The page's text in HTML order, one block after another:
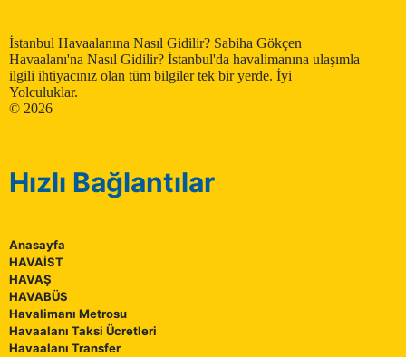
İstanbul Havaalanına Nasıl Gidilir? Sabiha Gökçen
Havaalanı'na Nasıl Gidilir? İstanbul'da havalimanına ulaşımla
ilgili ihtiyacınız olan tüm bilgiler tek bir yerde. İyi
Yolculuklar.
© 2026
Hızlı Bağlantılar
Anasayfa
HAVAİST
HAVAŞ
HAVABÜS
Havalimanı Metrosu
Havaalanı Taksi Ücretleri
Havaalanı Transfer